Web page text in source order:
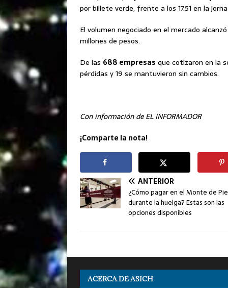
por billete verde, frente a los 17.51 en la
El volumen negociado en el mercado
millones de pesos.
De las 688 empresas que cotizaron en la
pérdidas y 19 se mantuvieron sin cambios.
Con información de EL INFORMADOR
¡Comparte la nota!
ANTERIOR
¿Cómo pagar en el Monte de
durante la huelga? Estas son las
opciones disponibles
ACERCA DE ASICH